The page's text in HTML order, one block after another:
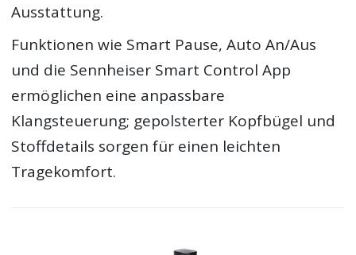
Ausstattung.
Funktionen wie Smart Pause, Auto An/Aus
und die Sennheiser Smart Control App
ermöglichen eine anpassbare
Klangsteuerung; gepolsterter Kopfbügel und
Stoffdetails sorgen für einen leichten
Tragekomfort.